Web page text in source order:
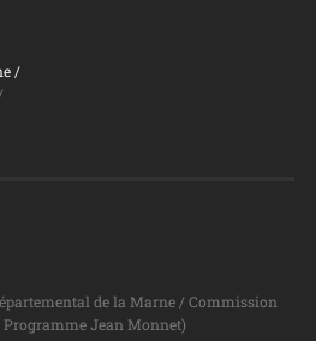
/
de la Marne / Commission
Programme Jean Monnet)